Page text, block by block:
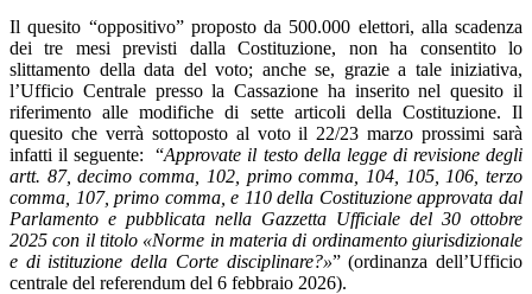
Il quesito “oppositivo” proposto da 500.000 elettori, alla scadenza
dei tre mesi previsti dalla Costituzione, non ha consentito lo
slittamento della data del voto; anche se, grazie a tale iniziativa,
l’Ufficio Centrale presso la Cassazione ha inserito nel quesito il
riferimento alle modifiche di sette articoli della Costituzione. Il
quesito che verrà sottoposto al voto il 22/23 marzo prossimi sarà
infatti il seguente: “Approvate il testo della legge di revisione degli
artt. 87, decimo comma, 102, primo comma, 104, 105, 106, terzo
comma, 107, primo comma, e 110 della Costituzione approvata dal
Parlamento e pubblicata nella Gazzetta Ufficiale del 30 ottobre
2025 con il titolo «Norme in materia di ordinamento giurisdizionale
e di istituzione della Corte disciplinare?»” (ordinanza dell’Ufficio
centrale del referendum del 6 febbraio 2026).